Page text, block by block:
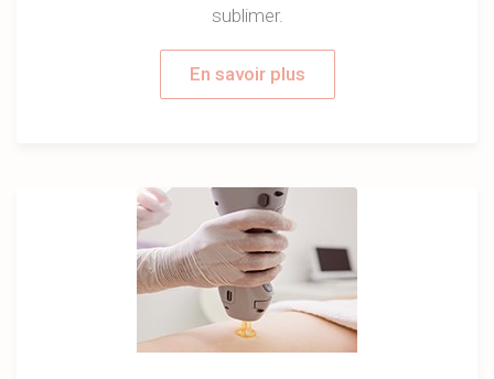
sublimer.
En savoir plus